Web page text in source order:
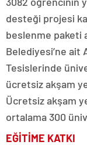
desteği projesi
beslenme paketi
Belediyesi’ne ait
Tesislerinde
ücretsiz akşam
Ücretsiz akşam
ortalama 300
EĞİTİME KATKI